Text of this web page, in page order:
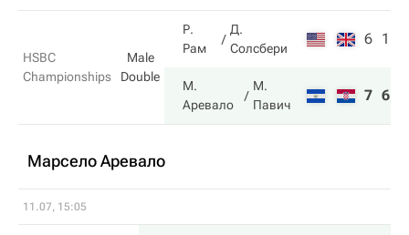
HSBC
Championships
Male
Double
Р.
Рам
Д.
Солсбери
6 1
М.
Аревало
М.
Павич
7 6
Марсело Аревало
11.07, 15:05